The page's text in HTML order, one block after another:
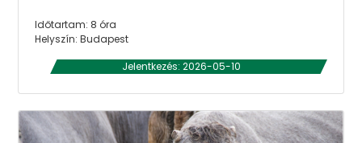
Időtartam: 8 óra
Helyszín: Budapest
Jelentkezés: 2026-05-10